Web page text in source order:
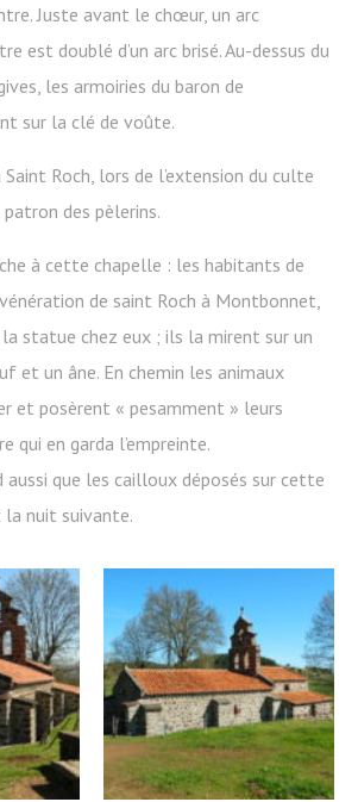
Juste avant le chœur, un arc
est doublé d’un arc brisé. Au-dessus du
les armoiries du baron de
sur la clé de voûte.
Saint Roch, lors de l’extension du culte
des pèlerins.
à cette chapelle : les habitants de
de saint Roch à Montbonnet,
statue chez eux ; ils la mirent sur un
et un âne. En chemin les animaux
et posèrent « pesamment » leurs
qui en garda l’empreinte.
aussi que les cailloux déposés sur cette
la nuit suivante.